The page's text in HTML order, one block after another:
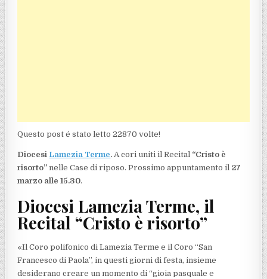
Questo post é stato letto 22870 volte!
DiocesiLamezia Terme. A cori uniti il Recital “Cristo è
risorto” nelle Case di riposo. Prossimo appuntamento il 27
marzo alle 15.30.
Diocesi Lamezia Terme, il
Recital “Cristo è risorto”
«Il Coro polifonico di Lamezia Terme e il Coro “San
Francesco di Paola”, in questi giorni di festa, insieme
desiderano creare un momento di “gioia pasquale e